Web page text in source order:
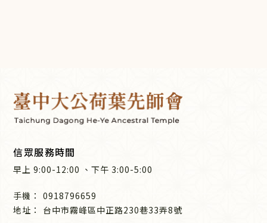
信眾服務時間
早上9:00-12:00 、下午3:00-5:00
0918796659
台中市霧峰區中正路230巷33弄8號